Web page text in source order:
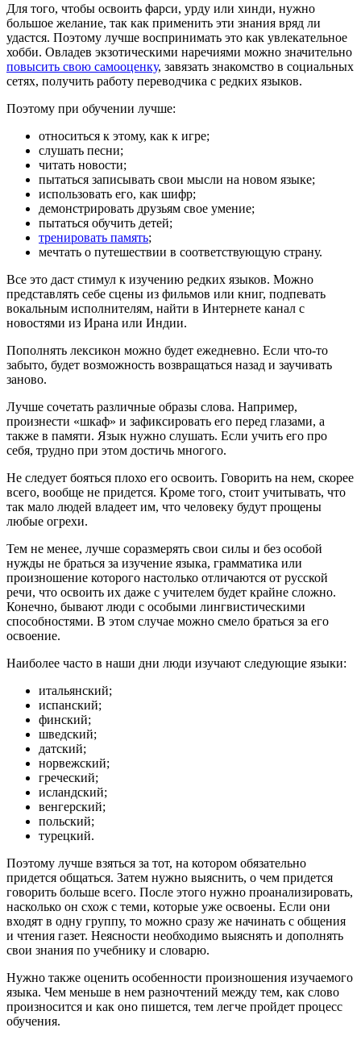
Для того, чтобы освоить фарси, урду или хинди, нужно
большое желание, так как применить эти знания вряд ли
удастся. Поэтому лучше воспринимать это как увлекательное
хобби. Овладев экзотическими наречиями можно значительно
повысить свою самооценку, завязать знакомство в социальных
сетях, получить работу переводчика с редких языков.
Поэтому при обучении лучше:
относиться к этому, как к игре;
слушать песни;
читать новости;
пытаться записывать свои мысли на новом языке;
использовать его, как шифр;
демонстрировать друзьям свое умение;
пытаться обучить детей;
тренировать память;
мечтать о путешествии в соответствующую страну.
Все это даст стимул к изучению редких языков. Можно
представлять себе сцены из фильмов или книг, подпевать
вокальным исполнителям, найти в Интернете канал с
новостями из Ирана или Индии.
Пополнять лексикон можно будет ежедневно. Если что-то
забыто, будет возможность возвращаться назад и заучивать
заново.
Лучше сочетать различные образы слова. Например,
произнести «шкаф» и зафиксировать его перед глазами, а
также в памяти. Язык нужно слушать. Если учить его про
себя, трудно при этом достичь многого.
Не следует бояться плохо его освоить. Говорить на нем, скорее
всего, вообще не придется. Кроме того, стоит учитывать, что
так мало людей владеет им, что человеку будут прощены
любые огрехи.
Тем не менее, лучше соразмерять свои силы и без особой
нужды не браться за изучение языка, грамматика или
произношение которого настолько отличаются от русской
речи, что освоить их даже с учителем будет крайне сложно.
Конечно, бывают люди с особыми лингвистическими
способностями. В этом случае можно смело браться за его
освоение.
Наиболее часто в наши дни люди изучают следующие языки:
итальянский;
испанский;
финский;
шведский;
датский;
норвежский;
греческий;
исландский;
венгерский;
польский;
турецкий.
Поэтому лучше взяться за тот, на котором обязательно
придется общаться. Затем нужно выяснить, о чем придется
говорить больше всего. После этого нужно проанализировать,
насколько он схож с теми, которые уже освоены. Если они
входят в одну группу, то можно сразу же начинать с общения
и чтения газет. Неясности необходимо выяснять и дополнять
свои знания по учебнику и словарю.
Нужно также оценить особенности произношения изучаемого
языка. Чем меньше в нем разночтений между тем, как слово
произносится и как оно пишется, тем легче пройдет процесс
обучения.